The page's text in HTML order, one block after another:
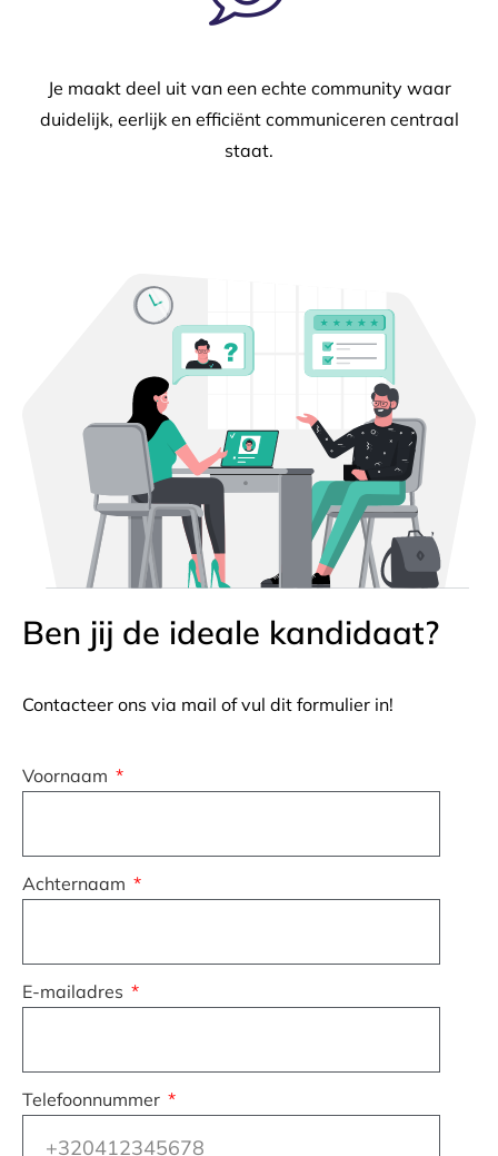
Je maakt deel uit van een echte community waar
duidelijk, eerlijk en efficiënt communiceren centraal
staat.
Ben jij de ideale kandidaat?
Contacteer ons via mail of vul dit formulier in!
Voornaam
Achternaam
E-mailadres
Telefoonnummer